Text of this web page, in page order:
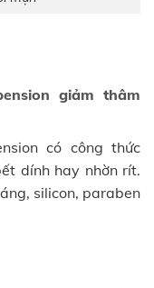
giảm thâm
có công thức
dính hay nhờn rít.
silicon, paraben